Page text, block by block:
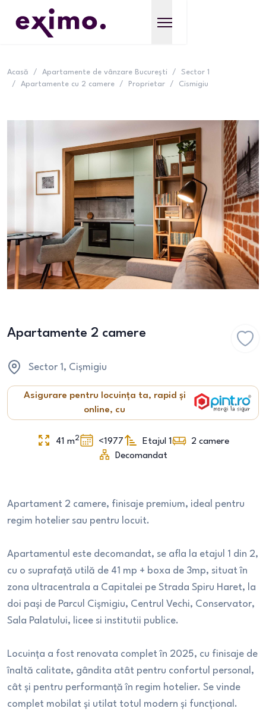
Acasă / Apartamente de vânzare București /
Sector 1
/
Apartamente cu 2 camere / Proprietar / Cismigiu
Apartamente 2 camere
Sector 1 , Cișmigiu
Asigurare pentru locuința ta, rapid și
online, cu
41 m2 <1977 Etajul 1 2 camere
Decomandat
Apartament 2 camere, finisaje premium, ideal pentru
regim hotelier sau pentru locuit.
Apartamentul este decomandat, se afla la etajul 1 din 2,
cu o suprafaţă utilă de 41 mp + boxa de 3mp, situat în
zona ultracentrala a Capitalei pe Strada Spiru Haret, la
doi pași de Parcul Cişmigiu, Centrul Vechi, Conservator,
Sala Palatului, licee si institutii publice.
Locuința a fost renovata complet în 2025, cu finisaje de
înaltă calitate, gândita atât pentru confortul personal,
cât și pentru performanță în regim hotelier. Se vinde
complet mobilat și utilat totul modern și funcțional.